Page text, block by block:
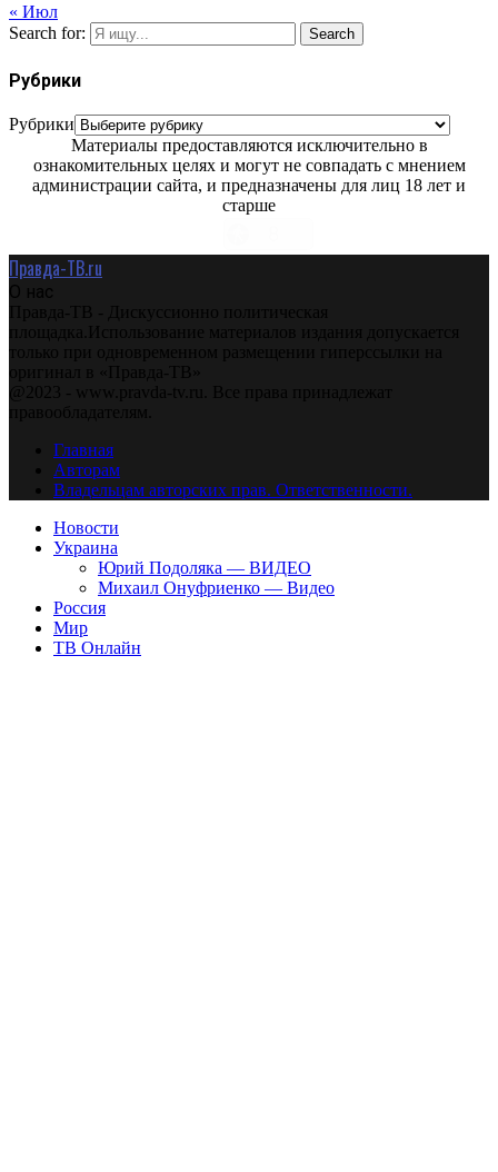
« Июл
Search for:
Search
Рубрики
Рубрики
Материалы предоставляются исключительно в
ознакомительных целях и могут не совпадать с мнением
администрации сайта, и предназначены для лиц 18 лет и
старше
Правда-ТВ.ru
О нас
Правда-ТВ - Дискуссионно политическая
площадка.Использование материалов издания допускается
только при одновременном размещении гиперссылки на
оригинал в «Правда-ТВ»
@2023 - www.pravda-tv.ru. Все права принадлежат
правообладателям.
Главная
Авторам
Владельцам авторских прав. Ответственности.
Новости
Украина
Юрий Подоляка — ВИДЕО
Михаил Онуфриенко — Видео
Россия
Мир
ТВ Онлайн